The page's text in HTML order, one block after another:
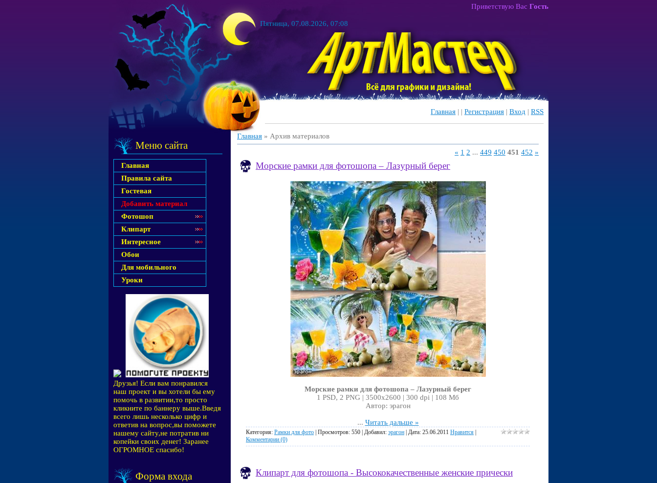
Пятница, 07.08.2026, 07:08
Приветствую Вас Гость
Главная | | Регистрация | Вход | RSS
Меню сайта
Главная
Правила сайта
Гостевая
Добавить материал
Фотошоп
Клипарт
Интересное
Обои
Для мобильного
Уроки
Друзья! Если вам понравился
наш проект и вы хотели бы ему
помочь в развитии,то просто
кликните по баннеру выше.Введя
всего лишь несколько цифр и
ответив на вопрос,вы поможете
нашему сайту,не потратив ни
копейки своих денег! Заранее
ОГРОМНОЕ спасибо!
Форма входа
Главная » Архив материалов
« 1 2 ... 449 450 451 452 »
Морские рамки для фотошопа – Лазурный берег
Морские рамки для фотошопа – Лазурный берег
1 PSD, 2 PNG | 3500x2600 | 300 dpi | 108 Мб
Автор: эрагон
... Читать дальше »
Категория: Рамки для фото | Просмотров: 550 | Добавил: эрагон | Дата: 25.06.2011 Нравится |
Комментарии (0)
Клипарт для фотошопа - Высококачественные женские прически